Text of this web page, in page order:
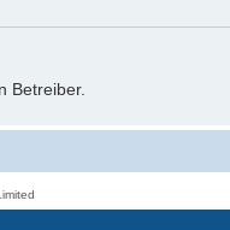
Betreiber.